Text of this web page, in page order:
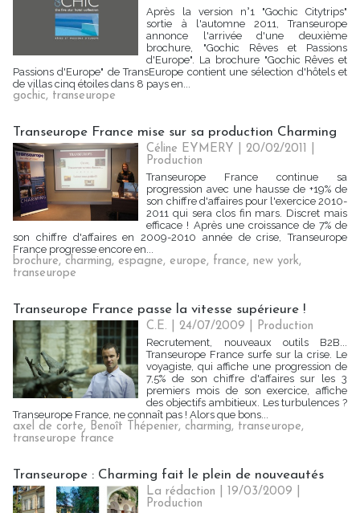
Après la version n°1 "Gochic Citytrips"
sortie à l'automne 2011, Transeurope
annonce l'arrivée d'une deuxième
brochure, "Gochic Rêves et Passions
d'Europe". La brochure "Gochic Rêves et
Passions d'Europe" de TransEurope contient une sélection d'hôtels et
de villas cinq étoiles dans 8 pays en...
gochic, transeurope
Transeurope France mise sur sa production Charming
Céline EYMERY | 20/02/2011
Production
Transeurope France continue sa
progression avec une hausse de +19% de
son chiffre d'affaires pour l'exercice 2010-
2011 qui sera clos fin mars. Discret mais
efficace ! Après une croissance de 7% de
son chiffre d'affaires en 2009-2010 année de crise, Transeurope
France progresse encore en...
brochure, charming, espagne, europe, france, new york,
transeurope
Transeurope France passe la vitesse supérieure !
C.E. | 24/07/2009
Production
Recrutement, nouveaux outils B2B...
Transeurope France surfe sur la crise. Le
voyagiste, qui affiche une progression de
7,5% de son chiffre d'affaires sur les 3
premiers mois de son exercice, affiche
des objectifs ambitieux. Les turbulences ?
Transeurope France, ne connaît pas ! Alors que bons...
axel de corte, Benoît Thépenier, charming, transeurope,
transeurope france
Transeurope : Charming fait le plein de nouveautés
La rédaction | 19/03/2009
Production